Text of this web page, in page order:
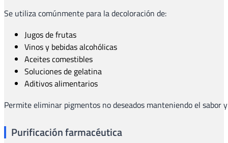
Se utiliza comúnmente para la decoloración de:
Jugos de frutas
Vinos y bebidas alcohólicas
Aceites comestibles
Soluciones de gelatina
Aditivos alimentarios
Permite eliminar pigmentos no deseados manteniendo el sabor
Purificación farmacéutica